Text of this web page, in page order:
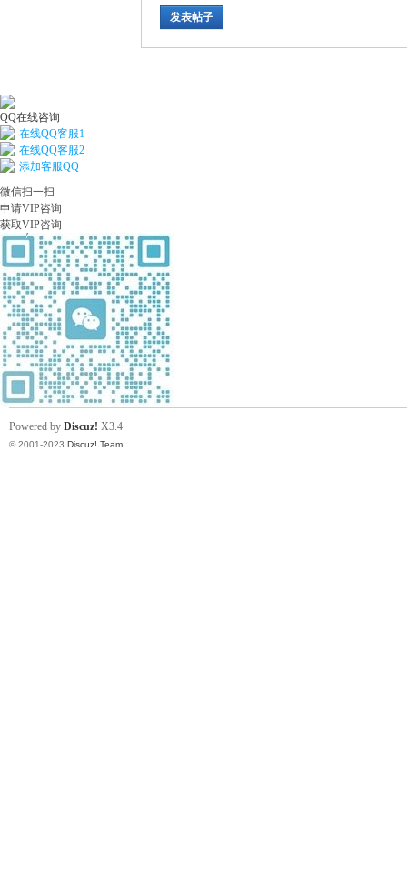
发表帖子
QQ在线咨询
在线QQ客服1
在线QQ客服2
添加客服QQ
微信扫一扫
申请VIP咨询
获取VIP咨询
Powered by Discuz! X3.4
© 2001-2023 Discuz! Team